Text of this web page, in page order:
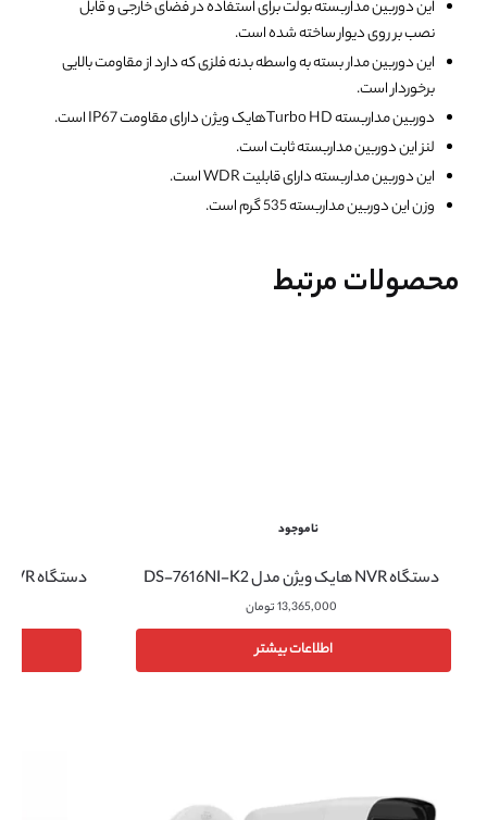
این دوربین مداربسته بولت برای استفاده در فضای خارجی و قابل
نصب بر روی دیوار ساخته شده است.
این دوربین مدار بسته به واسطه بدنه فلزی که دارد از مقاومت بالایی
برخوردار است.
دوربین مداربسته Turbo HDهایک ویژن دارای مقاومت IP67 است.
لنز این دوربین مداربسته ثابت است.
این دوربین مداربسته دارای قابلیت WDR است.
وزن این دوربین مداربسته 535 گرم است.
محصولات مرتبط
ناموجود
دستگاه NVR هایک ویژن مدل DS-7616NI-K2
13,365,000تومان
اطلاعات بیشتر
دستگاه NVR هایک ویژن مدل DS-7716NI-K4/16P